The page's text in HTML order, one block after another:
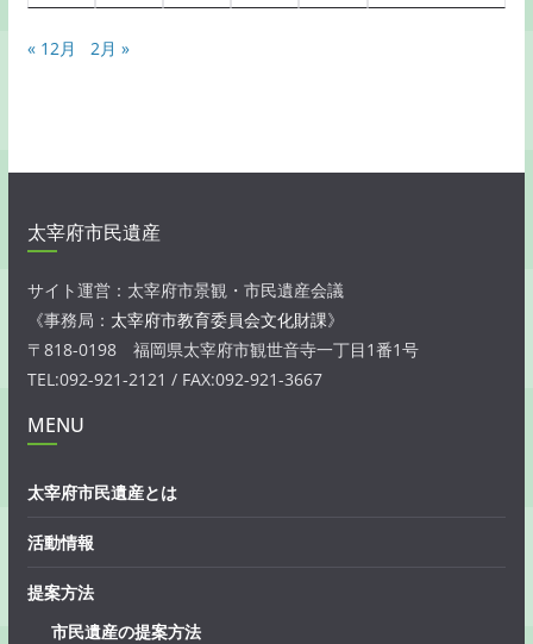
« 12月 2月 »
太宰府市民遺産
サイト運営：太宰府市景観・市民遺産会議
《事務局： 太宰府市教育委員会文化財課》
〒818-0198 福岡県太宰府市観世音寺一丁目1番1号
TEL:092-921-2121 / FAX:092-921-3667
MENU
太宰府市民遺産とは
活動情報
提案方法
市民遺産の提案方法